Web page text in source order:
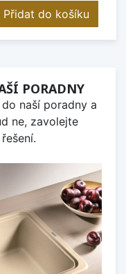
Přidat do košíku
PORADNY
naší poradny a
ne, zavolejte